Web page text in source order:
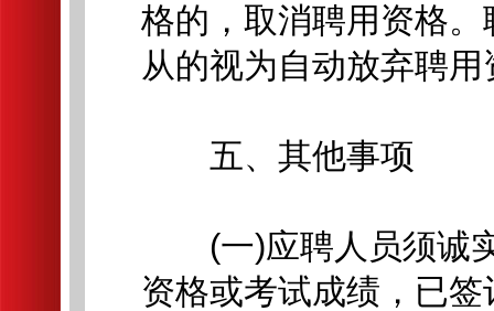
格的，取消聘用资格
从的视为自动放弃聘用
五、其他事项
(一)应聘人员须诚实
资格或考试成绩，已